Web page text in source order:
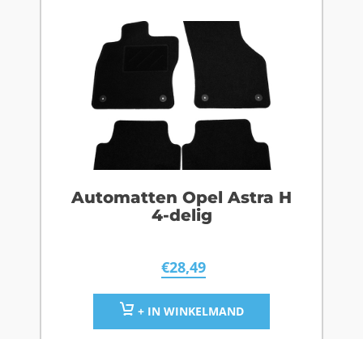
Automatten Opel Astra H
4-delig
€28,49
+ IN WINKELMAND